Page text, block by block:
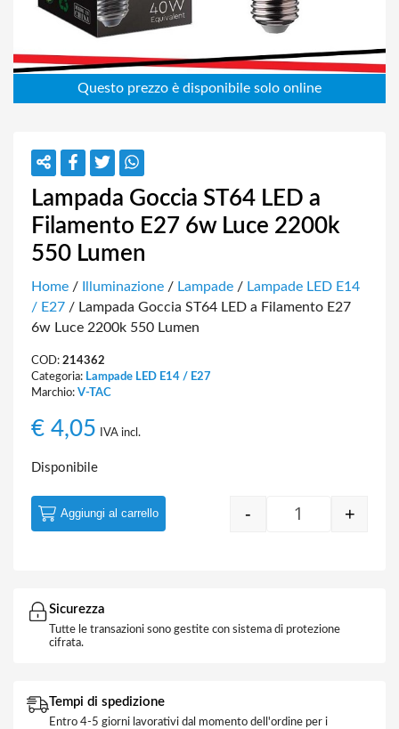
Lampada Goccia ST64 LED a
Filamento E27 6w Luce 2200k
550 Lumen
Home / Illuminazione / Lampade / Lampade LED E14
/ E27 / Lampada Goccia ST64 LED a Filamento E27
6w Luce 2200k 550 Lumen
COD: 214362
Categoria: Lampade LED E14 / E27
Marchio: V-TAC
€ 4,05 IVA incl.
Disponibile
Quantity
- +
Aggiungi al carrello
Sicurezza
Tutte le transazioni sono gestite con sistema di protezione
cifrata.
Tempi di spedizione
Entro 4-5 giorni lavorativi dal momento dell'ordine per i